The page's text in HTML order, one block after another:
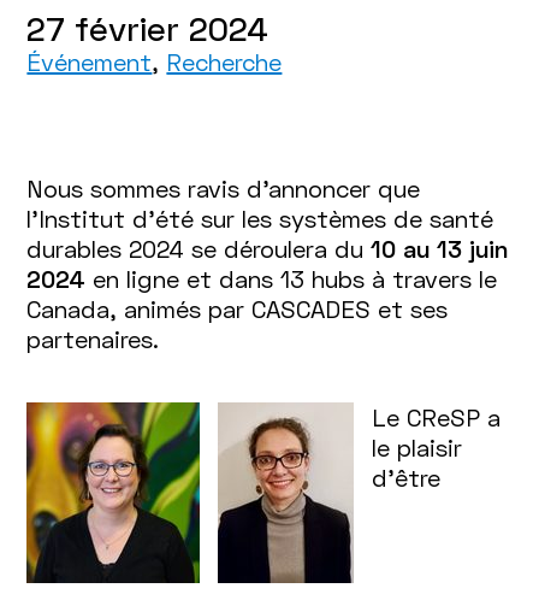
27 février 2024
Événement, Recherche
Nous sommes ravis d'annoncer que
l'Institut d'été sur les systèmes de santé
durables 2024 se déroulera du10 au 13 juin
2024 en ligne et dans 13 hubs à travers le
Canada, animés par CASCADES et ses
partenaires.
Le CReSP a
le plaisir
d'être